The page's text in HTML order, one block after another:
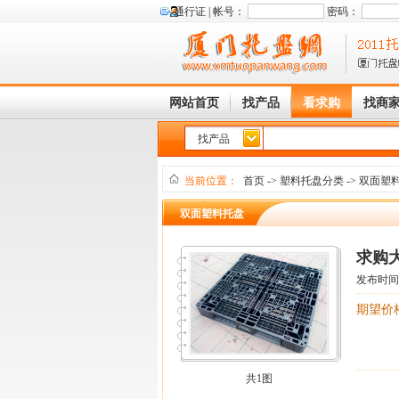
通行证 | 帐号： 密码：
网站首页 找产品 看求购 找商
找产品
当前位置： 首页 -> 塑料托盘分类 -> 双面塑
双面塑料托盘
共1图
求购
发布时
期望价